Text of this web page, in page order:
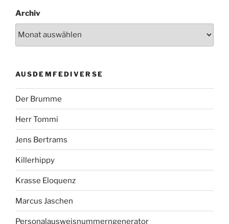
Archiv
AUSDEMFEDIVERSE
Der Brumme
Herr Tommi
Jens Bertrams
Killerhippy
Krasse Eloquenz
Marcus Jaschen
Personalausweisnummerngenerator